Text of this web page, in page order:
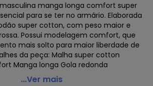
manga longa comfort super
para se ter no armário. Elaborada
super cotton, com peso maior e
Possui modelagem comfort, que
mais solto para maior liberdade de
da peça: Malha super cotton
Manga longa Gola redonda
Basica Masculina Manga Longa
...Ver mais